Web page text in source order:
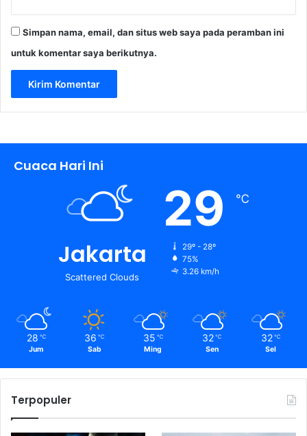
Simpan nama, email, dan situs web saya pada peramban ini
untuk komentar saya berikutnya.
Cuaca Hari Ini
Jakarta
Scattered Clouds
29 ℃
29º - 28º
75%
3.26 km/h
28 ℃
Jum
36 ℃
Sab
35 ℃
Ming
32 ℃
Sen
32 ℃
Sel
Terpopuler